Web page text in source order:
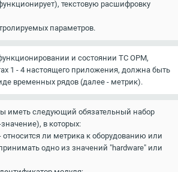
текстовую расшифровку
параметров.
и состоянии ТС ОРМ,
1 - 4 настоящего приложения, должна быть
временных рядов (далее - метрик).
иметь следующий обязательный набор
в которых:
относится ли метрика к оборудованию или
одно из значений "hardware" или